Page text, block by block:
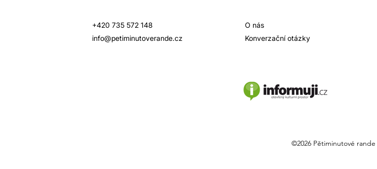
+420 735 572 148
info@petiminutoverande.cz
O nás
Konverzační otázky
©2026 Pětiminutové rande